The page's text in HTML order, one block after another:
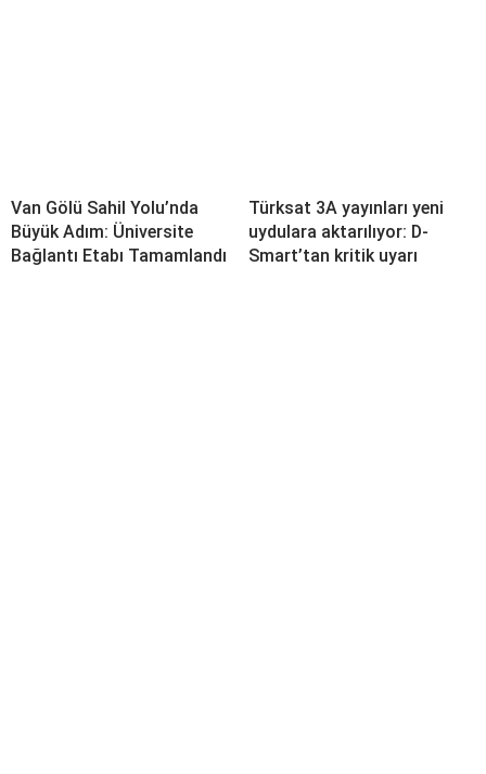
Van Gölü Sahil Yolu’nda
Büyük Adım: Üniversite
Bağlantı Etabı Tamamlandı
Türksat 3A yayınları yeni
uydulara aktarılıyor: D-
Smart’tan kritik uyarı